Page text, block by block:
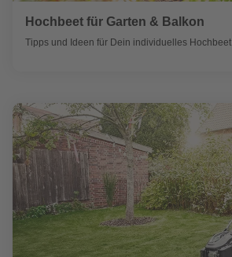
Hochbeet für Garten & Balkon
Tipps und Ideen für Dein individuelles Hochbeet